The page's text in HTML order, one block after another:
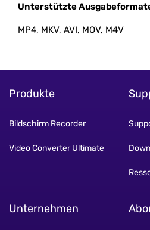
Unterstützte
MP4, MKV, AVI, MOV, M4V
Produkte
Bildschirm Recorder
Video Converter Ultimate
Unternehmen